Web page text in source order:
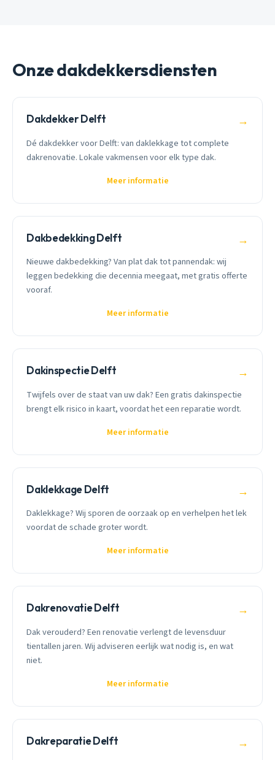
Onze dakdekkersdiensten
Dakdekker Delft →
Dé dakdekker voor Delft: van daklekkage tot complete
dakrenovatie. Lokale vakmensen voor elk type dak.
Meer informatie
Dakbedekking Delft →
Nieuwe dakbedekking? Van plat dak tot pannendak: wij
leggen bedekking die decennia meegaat, met gratis offerte
vooraf.
Meer informatie
Dakinspectie Delft →
Twijfels over de staat van uw dak? Een gratis dakinspectie
brengt elk risico in kaart, voordat het een reparatie wordt.
Meer informatie
Daklekkage Delft →
Daklekkage? Wij sporen de oorzaak op en verhelpen het lek
voordat de schade groter wordt.
Meer informatie
Dakrenovatie Delft →
Dak verouderd? Een renovatie verlengt de levensduur
tientallen jaren. Wij adviseren eerlijk wat nodig is, en wat
niet.
Meer informatie
Dakreparatie Delft →